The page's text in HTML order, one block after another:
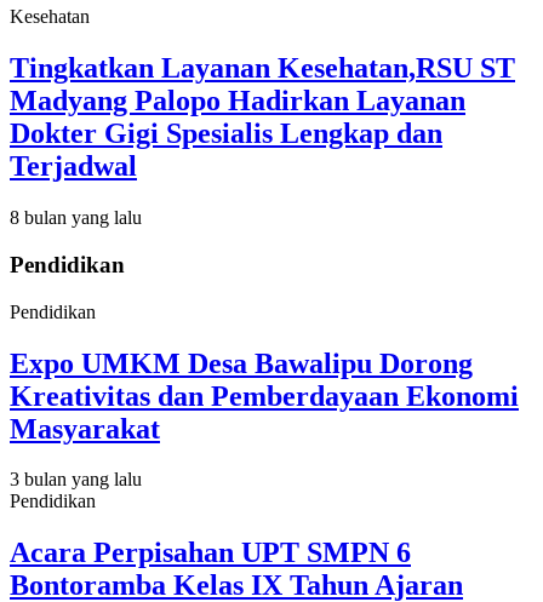
Kesehatan
Tingkatkan Layanan Kesehatan,RSU ST
Madyang Palopo Hadirkan Layanan
Dokter Gigi Spesialis Lengkap dan
Terjadwal
8 bulan yang lalu
Pendidikan
Pendidikan
Expo UMKM Desa Bawalipu Dorong
Kreativitas dan Pemberdayaan Ekonomi
Masyarakat
3 bulan yang lalu
Pendidikan
Acara Perpisahan UPT SMPN 6
Bontoramba Kelas IX Tahun Ajaran